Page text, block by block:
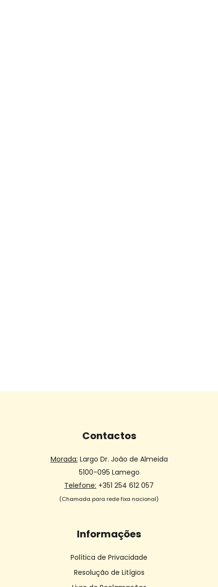
Contactos
Morada: Largo Dr. João de Almeida
5100-095 Lamego
Telefone: +351 254 612 057
(Chamada para rede fixa nacional)
Informações
Política de Privacidade
Resolução de Litígios